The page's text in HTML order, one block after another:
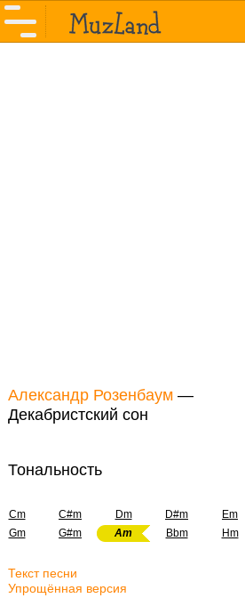
Александр Розенбаум —
Декабристский сон
Тональность
Cm C#m Dm D#m Em
Gm
G#m Am Bbm Hm
Текст песни
Упрощённая версия